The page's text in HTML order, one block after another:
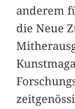
anderem
die Neue